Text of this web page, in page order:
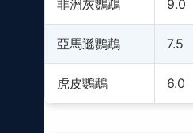
非洲灰鸚鵡 9.0
亞馬遜鸚鵡 7.5
虎皮鸚鵡 6.0